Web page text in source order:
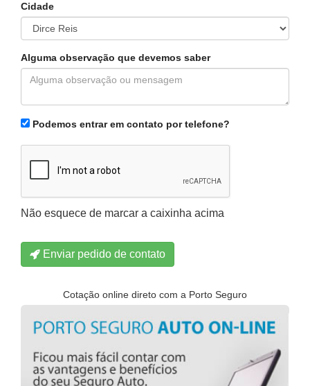
Cidade
Alguma observação que devemos saber
Podemos entrar em contato por telefone?
Não esquece de marcar a caixinha acima
Enviar pedido de contato
Cotação online direto com a Porto Seguro